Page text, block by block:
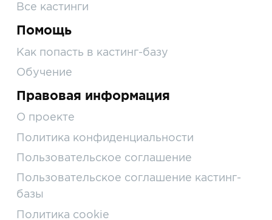
Все кастинги
Помощь
Как попасть в кастинг-базу
Обучение
Правовая информация
О проекте
Политика конфиденциальности
Пользовательское соглашение
Пользовательское соглашение кастинг-
базы
Политика cookie